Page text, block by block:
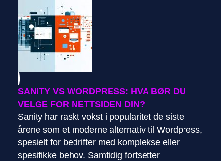
SANITY VS WORDPRESS: HVA BØR DU
VELGE FOR NETTSIDEN DIN?
Sanity har raskt vokst i popularitet de siste
årene som et moderne alternativ til Wordpress,
spesielt for bedrifter med komplekse eller
spesifikke behov. Samtidig fortsetter